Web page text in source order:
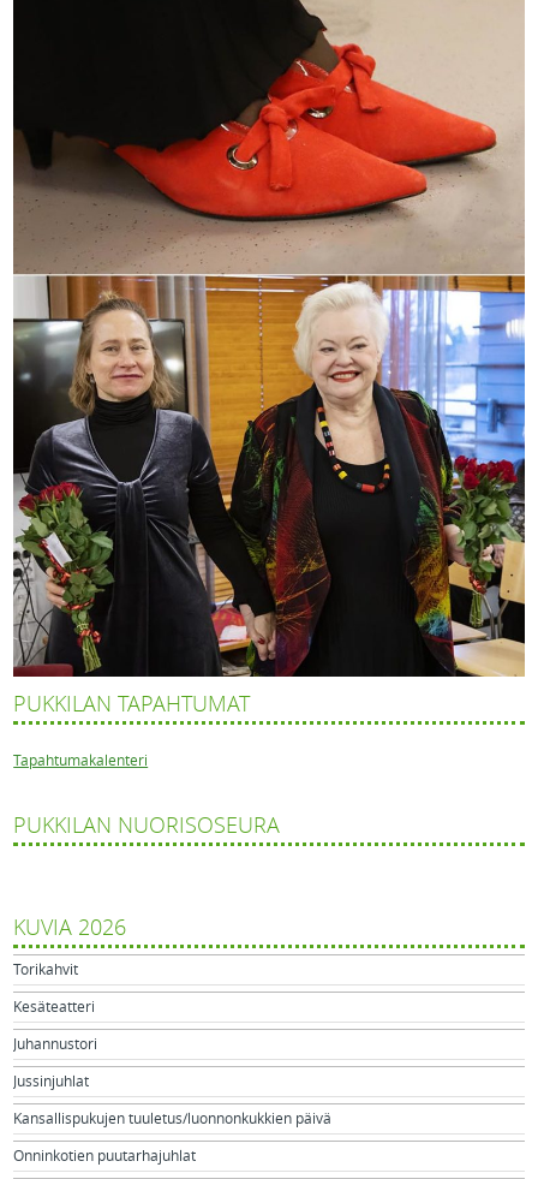
PUKKILAN TAPAHTUMAT
Tapahtumakalenteri
PUKKILAN NUORISOSEURA
KUVIA 2026
Torikahvit
Kesäteatteri
Juhannustori
Jussinjuhlat
Kansallispukujen tuuletus/luonnonkukkien päivä
Onninkotien puutarhajuhlat